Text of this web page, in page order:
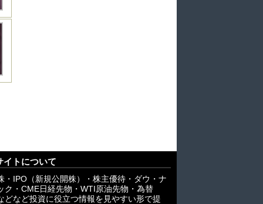
イトについて
・IPO（新規公開株）・株主優待・ダウ・ナ
ク・CME日経先物・WTI原油先物・為替
どなど投資に役立つ情報を見やすい形で提